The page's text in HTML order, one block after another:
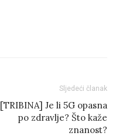
Sljedeći članak
[TRIBINA] Je li 5G opasna
po zdravlje? Što kaže
znanost?